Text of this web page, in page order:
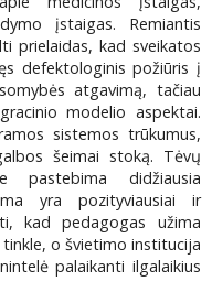
įstaigas. Remiantis
prielaidas, kad sveikatos
defektologinis požiūris į
atgavimą, tačiau
modelio aspektai.
sistemos trūkumus,
šeimai stoką. Tėvų
pastebima didžiausia
yra pozityviausiai ir
kad pedagogas užima
o švietimo institucija
palaikanti ilgalaikius